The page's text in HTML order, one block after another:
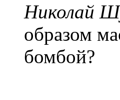
Николай
образом
бомбой?